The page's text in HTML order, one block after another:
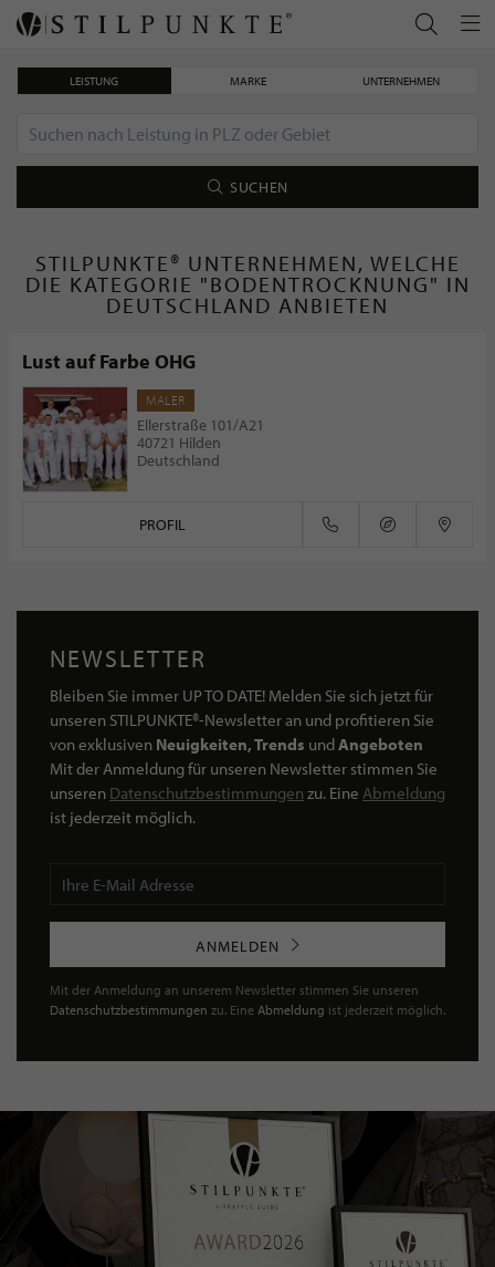
LEISTUNG MARKE UNTERNEHMEN
SUCHEN
STILPUNKTE® UNTERNEHMEN, WELCHE
DIE KATEGORIE "BODENTROCKNUNG" IN
DEUTSCHLAND ANBIETEN
Lust auf Farbe OHG
MALER
Ellerstraße 101/A21
40721 Hilden
Deutschland
PROFIL
NEWSLETTER
Bleiben Sie immer UP TO DATE! Melden Sie sich jetzt für
unseren STILPUNKTE®-Newsletter an und profitieren Sie
von exklusiven Neuigkeiten, Trends undAngeboten
Mit der Anmeldung für unseren Newsletter stimmen Sie
unseren Datenschutzbestimmungen zu. Eine Abmeldung
ist jederzeit möglich.
ANMELDEN
Mit der Anmeldung an unserem Newsletter stimmen Sie unseren
Datenschutzbestimmungen zu. Eine Abmeldung ist jederzeit möglich.